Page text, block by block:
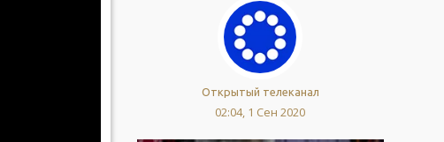
Открытый телеканал
02:04, 1 Сен 2020